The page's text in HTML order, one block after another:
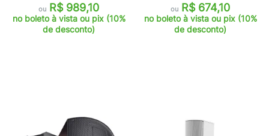
ou R$ 989,10
no boleto à vista ou pix (10%
de desconto)
ou R$ 674,10
no boleto à vista ou pix (10%
de desconto)